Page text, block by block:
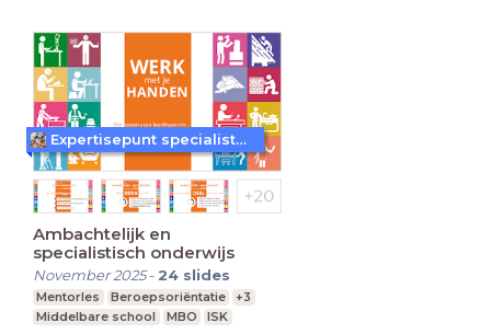
Ambachtelijk en
specialistisch onderwijs
November 2025- 24 slides
Mentorles Beroepsoriëntatie
+3
Middelbare school
MBO ISK
Expertisepunt specialistisch vakmanschap